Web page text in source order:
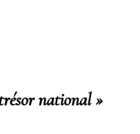
national »